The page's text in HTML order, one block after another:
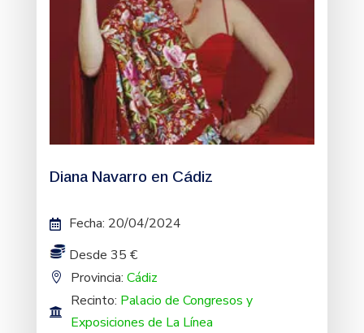
Diana Navarro en Cádiz
Fecha: 20/04/2024
Desde 35 €
Provincia: Cádiz
Recinto: Palacio de Congresos y
Exposiciones de La Línea